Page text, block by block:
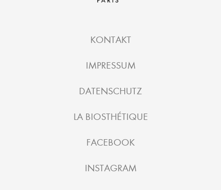
KONTAKT
IMPRESSUM
DATENSCHUTZ
LA BIOSTHÉTIQUE
FACEBOOK
INSTAGRAM